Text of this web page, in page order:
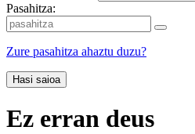
Pasahitza:
Zure pasahitza ahaztu duzu?
Hasi saioa
Ez erran deus